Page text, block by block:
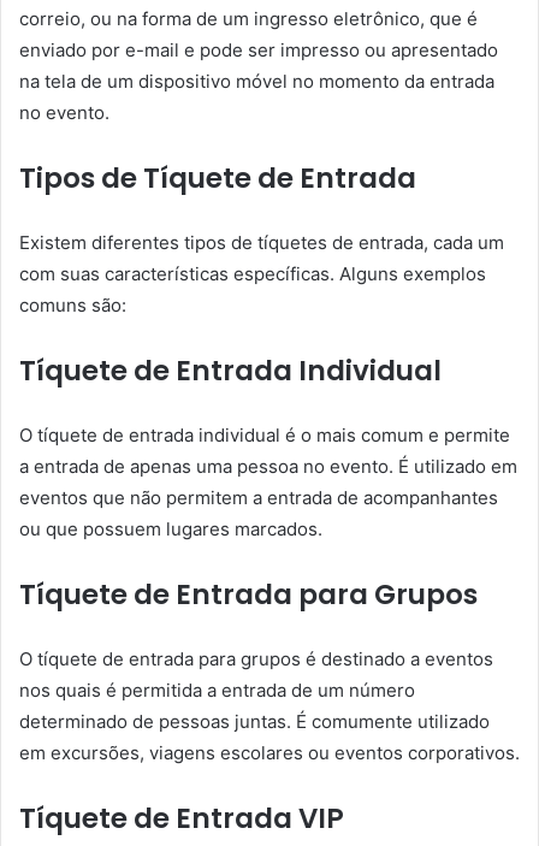
correio, ou na forma de um ingresso eletrônico, que é
enviado por e-mail e pode ser impresso ou apresentado
na tela de um dispositivo móvel no momento da entrada
no evento.
Tipos de Tíquete de Entrada
Existem diferentes tipos de tíquetes de entrada, cada um
com suas características específicas. Alguns exemplos
comuns são:
Tíquete de Entrada Individual
O tíquete de entrada individual é o mais comum e permite
a entrada de apenas uma pessoa no evento. É utilizado em
eventos que não permitem a entrada de acompanhantes
ou que possuem lugares marcados.
Tíquete de Entrada para Grupos
O tíquete de entrada para grupos é destinado a eventos
nos quais é permitida a entrada de um número
determinado de pessoas juntas. É comumente utilizado
em excursões, viagens escolares ou eventos corporativos.
Tíquete de Entrada VIP